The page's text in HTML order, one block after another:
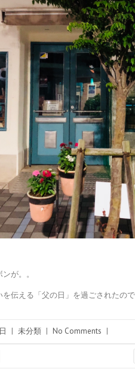
が。。
伝える「父の日」を過ごされたので
未分類 No Comments